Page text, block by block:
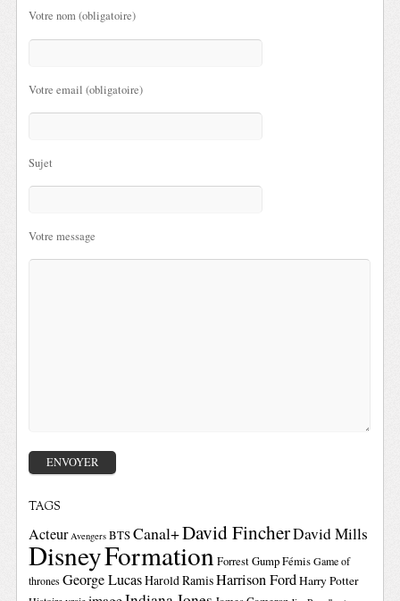
Votre nom (obligatoire)
Votre email (obligatoire)
Sujet
Votre message
TAGS
Acteur Avengers BTSCanal+David FincherDavid Mills
DisneyFormationForrest GumpFémis Game of
thrones George LucasHarold RamisHarrison FordHarry Potter